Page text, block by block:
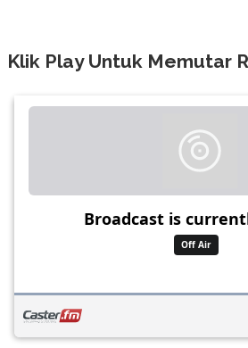
Klik Play Untuk Memutar